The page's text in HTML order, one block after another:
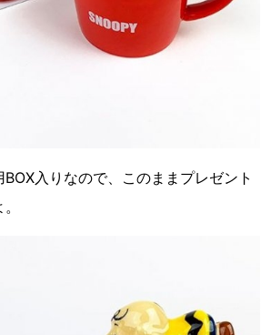
入りなので、このままプレゼント